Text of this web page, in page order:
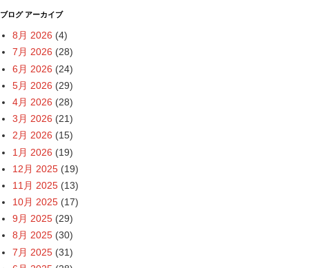
ブログ アーカイブ
8月 2026 (4)
7月 2026 (28)
6月 2026 (24)
5月 2026 (29)
4月 2026 (28)
3月 2026 (21)
2月 2026 (15)
1月 2026 (19)
12月 2025 (19)
11月 2025 (13)
10月 2025 (17)
9月 2025 (29)
8月 2025 (30)
7月 2025 (31)